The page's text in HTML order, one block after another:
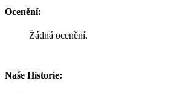
Ocenění:
Žádná ocenění.
Naše Historie: